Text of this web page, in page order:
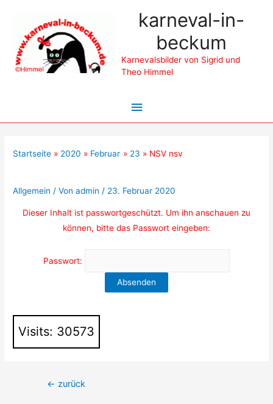
karneval-in-
beckum
Karnevalsbilder von Sigrid und
Theo Himmel
Hauptmenü
Startseite 2020 Februar 23 NSV nsv
Allgemein / Vonadmin / 23. Februar 2020
Dieser Inhalt ist passwortgeschützt. Um ihn anschauen zu
können, bitte das Passwort eingeben:
Passwort:
Visits: 30573
Beitragsnavigation
← zurück